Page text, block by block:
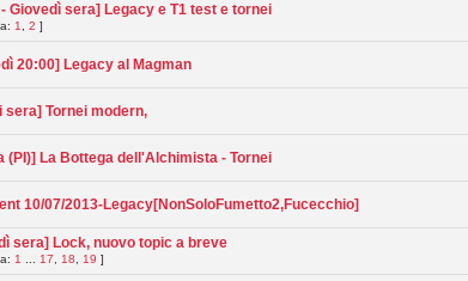
- Giovedì sera] Legacy e T1 test e tornei
1 ,2 ]
20:00] Legacy al Magman
sera] Tornei modern,
(PI)] La Bottega dell'Alchimista - Tornei
10/07/2013-Legacy[NonSoloFumetto2,Fucecchio]
sera] Lock, nuovo topic a breve
1 17 18 19 ]